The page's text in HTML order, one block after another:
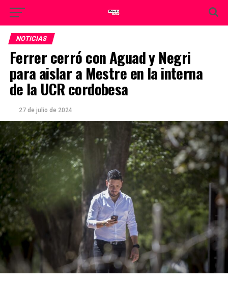
NOTICIAS
Ferrer cerró con Aguad y Negri
para aislar a Mestre en la interna
de la UCR cordobesa
27 de julio de 2024